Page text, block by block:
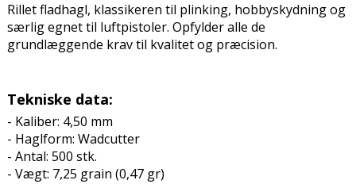
Rillet fladhagl, klassikeren til plinking, hobbyskydning og
særlig egnet til luftpistoler. Opfylder alle de
grundlæggende krav til kvalitet og præcision.
Tekniske data:
- Kaliber: 4,50 mm
- Haglform: Wadcutter
- Antal: 500 stk.
- Vægt: 7,25 grain (0,47 gr)